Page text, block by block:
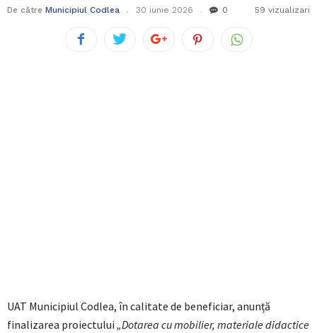
De către Municipiul Codlea 30 iunie 2026 0 59 vizualizari
UAT Municipiul Codlea, în calitate de beneficiar, anunță
finalizarea proiectului „Dotarea cu mobilier, materiale didactice